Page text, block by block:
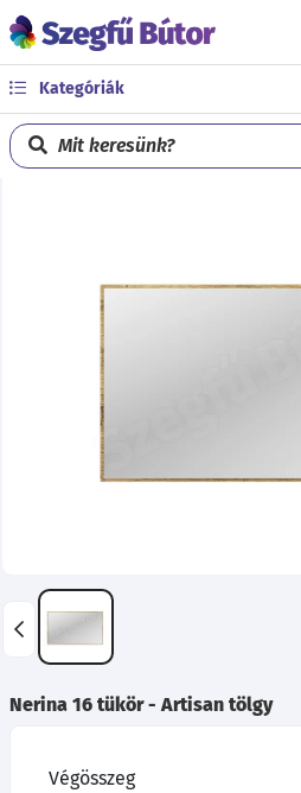
Kategóriák
Mit keresünk?
Nerina 16 tükör - Artisan tölgy
Végösszeg